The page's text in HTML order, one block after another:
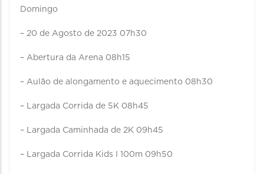
Domingo
– 20 de Agosto de 2023 07h30
– Abertura da Arena 08h15
– Aulão de alongamento e aquecimento 08h30
– Largada Corrida de 5K 08h45
– Largada Caminhada de 2K 09h45
– Largada Corrida Kids I 100m 09h50